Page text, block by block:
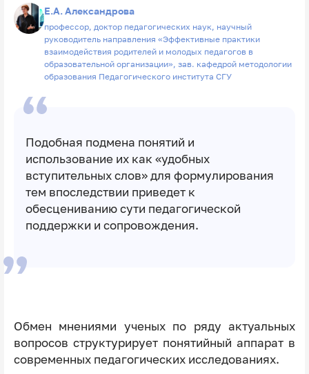
Е.А. Александрова
профессор, доктор педагогических наук, научный
руководитель направления «Эффективные практики
взаимодействия родителей и молодых педагогов в
образовательной организации», зав. кафедрой методологии
образования Педагогического института СГУ
Подобная подмена понятий и
использование их как «удобных
вступительных слов» для формулирования
тем впоследствии приведет к
обесцениванию сути педагогической
поддержки и сопровождения.
Обмен мнениями ученых по ряду актуальных
вопросов структурирует понятийный аппарат в
современных педагогических исследованиях.